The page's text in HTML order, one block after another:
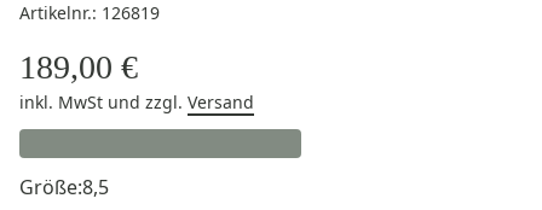
Artikelnr.: 126819
189,00 €
inkl. MwSt und zzgl. Versand
Größe:8,5